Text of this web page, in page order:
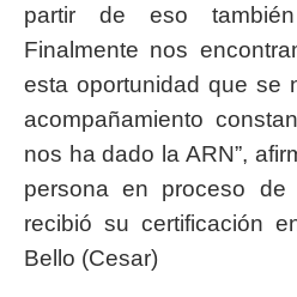
partir de eso
Finalmente nos
esta oportunidad que se
acompañamiento
nos ha dado la ARN”,
persona en proceso de
recibió su certificación
Bello (Cesar)